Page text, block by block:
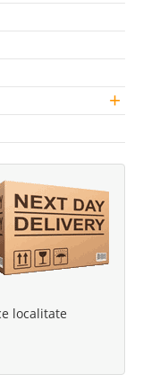
+
localitate